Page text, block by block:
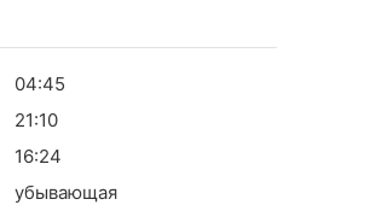
04:45
21:10
16:24
убывающая